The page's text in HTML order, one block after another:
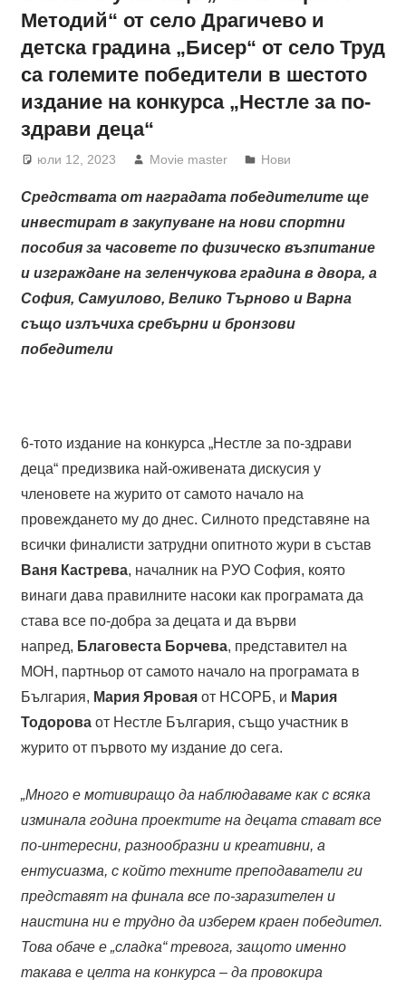
Методий“ от село Драгичево и
детска градина „Бисер“ от село Труд
са големите победители в шестото
издание на конкурса „Нестле за по-
здрави деца“
юли 12, 2023 Movie master Нови
Средствата от наградата победителите ще
инвестират в закупуване на нови спортни
пособия за часовете по физическо възпитание
и изграждане на зеленчукова градина в двора, а
София, Самуилово, Велико Търново и Варна
също излъчиха сребърни и бронзови
победители
6-тото издание на конкурса „Нестле за по-здрави
деца“ предизвика най-оживената дискусия у
членовете на журито от самото начало на
провеждането му до днес. Силното представяне на
всички финалисти затрудни опитното жури в състав
Ваня Кастрева, началник на РУО София, която
винаги дава правилните насоки как програмата да
става все по-добра за децата и да върви
напред, Благовеста Борчева, представител на
МОН, партньор от самото начало на програмата в
България, Мария Яроваяот НСОРБ, и Мария
Тодороваот Нестле България, също участник в
журито от първото му издание до сега.
„Много е мотивиращо да наблюдаваме как с всяка
изминала година проектите на децата стават все
по-интересни, разнообразни и креативни, а
ентусиазма, с който техните преподаватели ги
представят на финала все по-заразителен и
наистина ни е трудно да изберем краен победител.
Това обаче е „сладка“ тревога, защото именно
такава е целта на конкурса – да провокира